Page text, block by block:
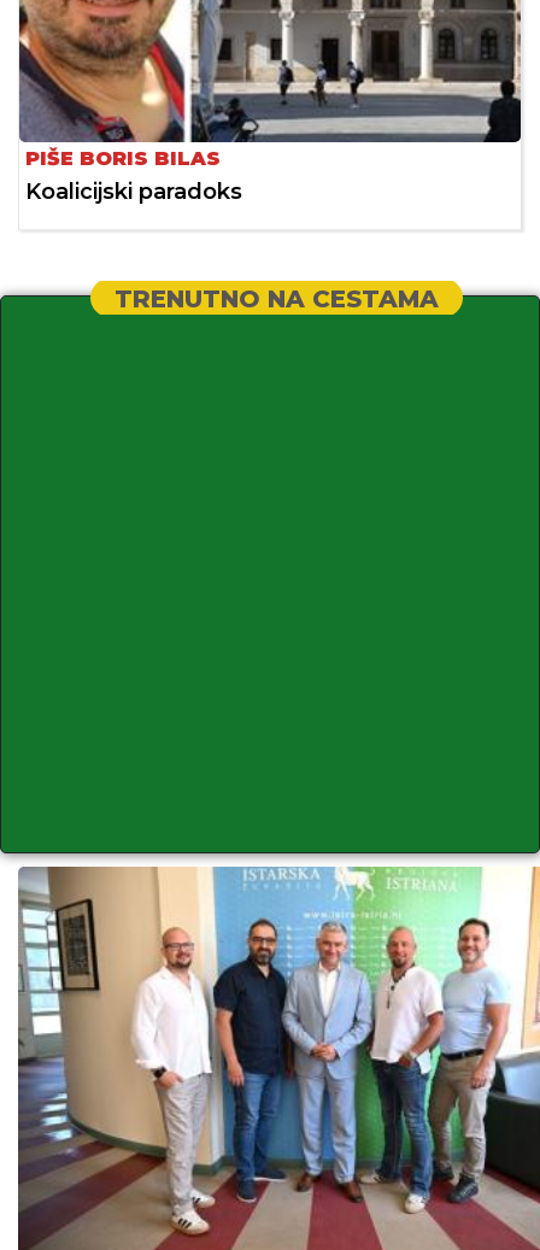
PIŠE BORIS BILAS
Koalicijski paradoks
TRENUTNO NA CESTAMA